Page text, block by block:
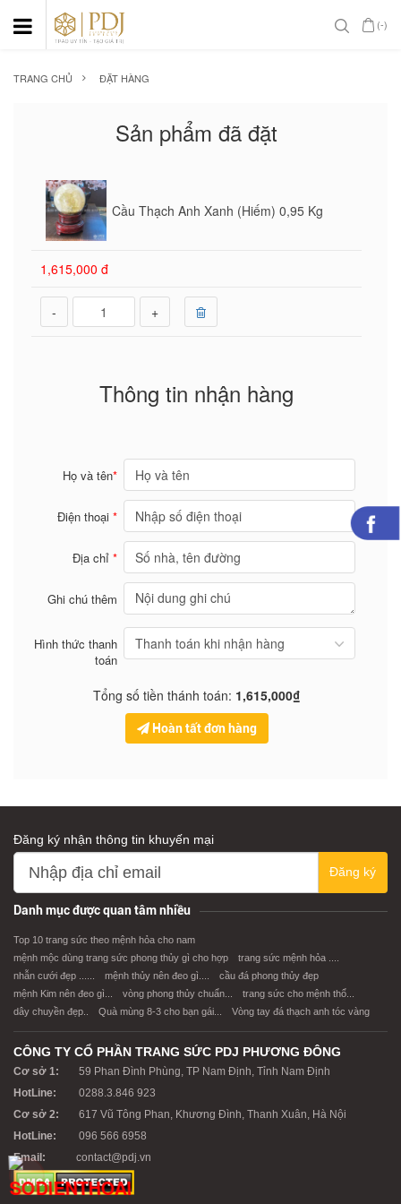
(-)
TRANG CHỦ ĐẶT HÀNG
Sản phẩm đã đặt
Cầu Thạch Anh Xanh (Hiếm) 0,95 Kg
1,615,000 đ
- +
Thông tin nhận hàng
Họ và tên*
Điện thoại*
Địa chỉ*
Ghi chú thêm
Hình thức thanh
toán
Tổng số tiền thánh toán: 1,615,000₫
Hoàn tất đơn hàng
Đăng ký nhận thông tin khuyến mại
Đăng ký
Danh mục được quan tâm nhiều
Top 10 trang sức theo mệnh hỏa cho nam
mệnh mộc dùng trang sức phong thủy gì cho hợp
trang sức mệnh hỏa ....
nhẫn cưới đẹp ......
mệnh thủy nên đeo gì....
cầu đá phong thủy đẹp
mệnh Kim nên đeo gì...
vòng phong thủy chuẩn...
trang sức cho mệnh thổ...
dây chuyền đẹp..
Quà mùng 8-3 cho bạn gái... Vòng tay đá thạch anh tóc vàng
CÔNG TY CỔ PHẦN TRANG SỨC PDJ PHƯƠNG ĐÔNG
Cơ sở 1:
59 Phan Đình Phùng, TP Nam Định, Tỉnh Nam Định
HotLine:
0288.3.846 923
Cơ sở 2:
617 Vũ Tông Phan, Khương Đình, Thanh Xuân, Hà Nội
HotLine:
096 566 6958
Email:
contact@pdj.vn